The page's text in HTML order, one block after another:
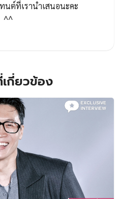
ต์ที่เรานำเสนอนะคะ
^^
เกี่ยวข้อง